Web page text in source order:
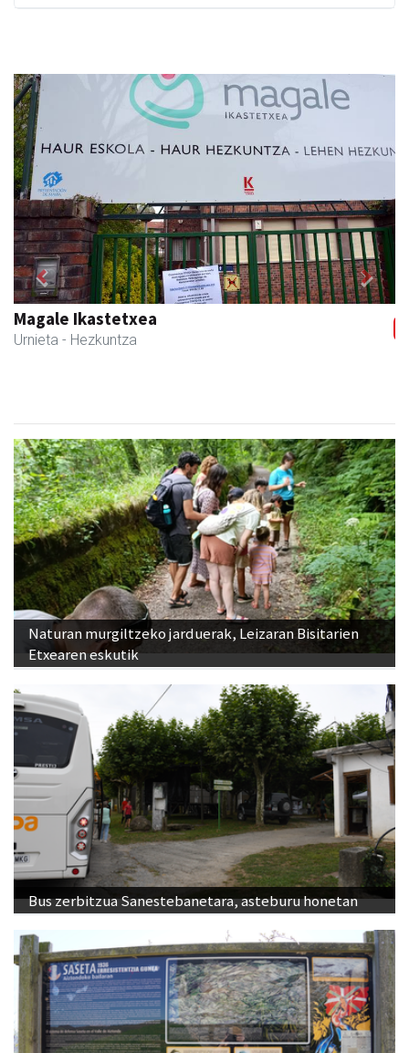
NutriEskola
Andoain - Ikasketak
Previous Next
Naturan murgiltzeko jarduerak, Leizaran Bisitarien
Etxearen eskutik
Bus zerbitzua Sanestebanetara, asteburu honetan